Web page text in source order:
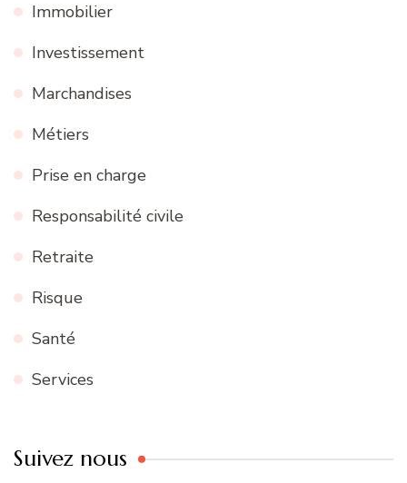
Immobilier
Investissement
Marchandises
Métiers
Prise en charge
Responsabilité civile
Retraite
Risque
Santé
Services
Suivez nous